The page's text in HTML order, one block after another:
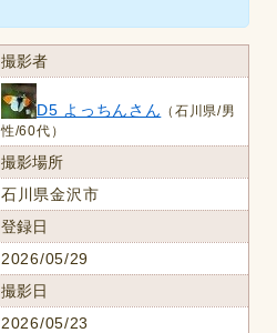
撮影者
D5 よっちんさん （石川県/男
性/60代）
撮影場所
石川県金沢市
登録日
2026/05/29
撮影日
2026/05/23